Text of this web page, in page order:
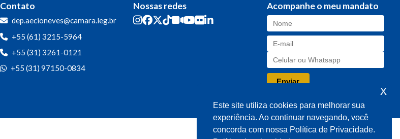
Contato
dep.aecioneves@camara.leg.br
+55 (61) 3215-5964
+55 (31) 3261-0121
+55 (31) 97150-0834
Nossas redes Acompanhe o meu mandato
Este site utiliza cookies para melhorar sua
experiência. Ao continuar navegando, você
concorda com nossa Política de Privacidade.
x